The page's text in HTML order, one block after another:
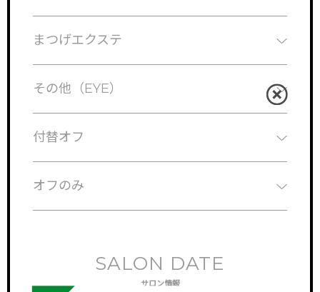
まつげエクステ
その他（EYE）
付替オフ
オフのみ
SALON DATE
サロン情報